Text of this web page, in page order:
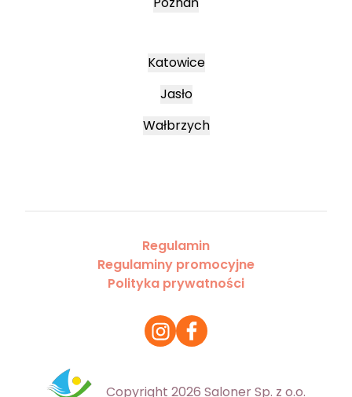
Katowice
Jasło
Wałbrzych
Regulamin
Regulaminy promocyjne
Polityka prywatności
Copyright 2026 Saloner Sp. z o.o.